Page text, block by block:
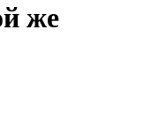
же